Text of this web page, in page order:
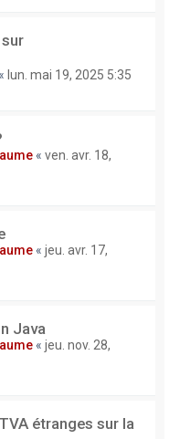
« lun. mai 19, 2025 5:35
« ven. avr. 18,
« jeu. avr. 17,
Java
« jeu. nov. 28,
étranges sur la